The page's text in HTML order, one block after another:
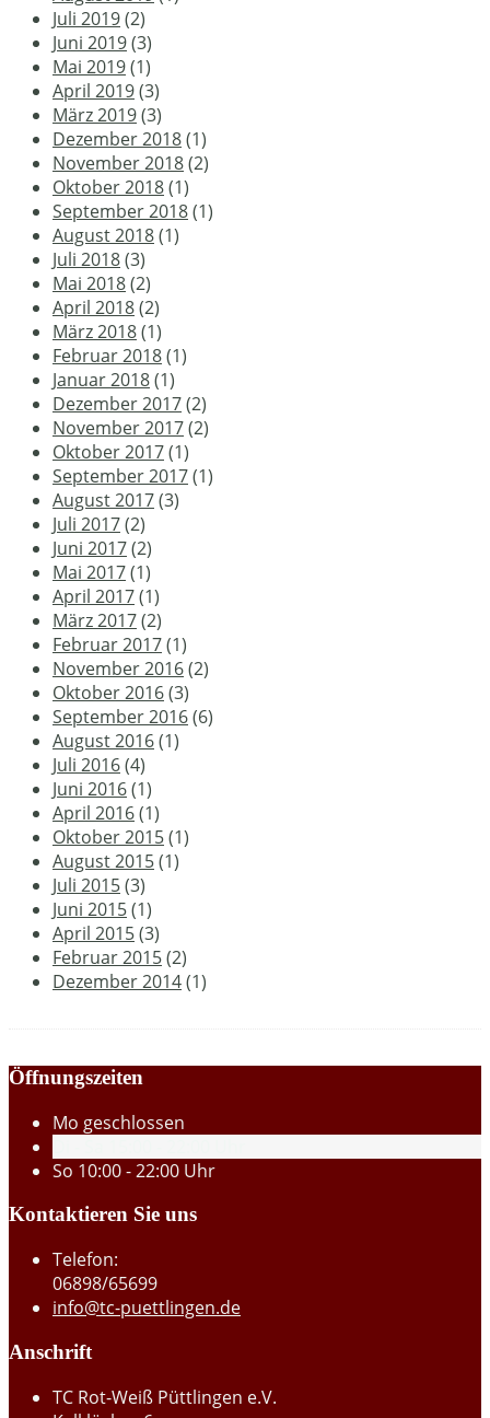
Juli 2019(2)
Juni 2019(3)
Mai 2019(1)
April 2019(3)
März 2019(3)
Dezember 2018(1)
November 2018(2)
Oktober 2018(1)
September 2018(1)
August 2018(1)
Juli 2018(3)
Mai 2018(2)
April 2018(2)
März 2018(1)
Februar 2018(1)
Januar 2018(1)
Dezember 2017(2)
November 2017(2)
Oktober 2017(1)
September 2017(1)
August 2017(3)
Juli 2017(2)
Juni 2017(2)
Mai 2017(1)
April 2017(1)
März 2017(2)
Februar 2017(1)
November 2016(2)
Oktober 2016(3)
September 2016(6)
August 2016(1)
Juli 2016(4)
Juni 2016(1)
April 2016(1)
Oktober 2015(1)
August 2015(1)
Juli 2015(3)
Juni 2015(1)
April 2015(3)
Februar 2015(2)
Dezember 2014(1)
Öffnungszeiten
Mo geschlossen
So 10:00 - 22:00 Uhr
Kontaktieren Sie uns
Telefon:
06898/65699
info@tc-puettlingen.de
Anschrift
TC Rot-Weiß Püttlingen e.V.